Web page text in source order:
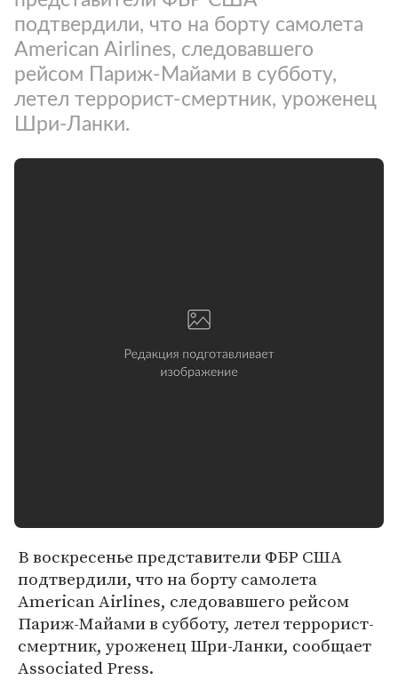
подтвердили, что на борту самолета
American Airlines, следовавшего
рейсом Париж-Майами в субботу,
летел террорист-смертник, уроженец
Шри-Ланки.
В воскресенье представители ФБР США
подтвердили, что на борту самолета
American Airlines, следовавшего рейсом
Париж-Майами в субботу, летел террорист-
смертник, уроженец Шри-Ланки, сообщает
Associated Press.